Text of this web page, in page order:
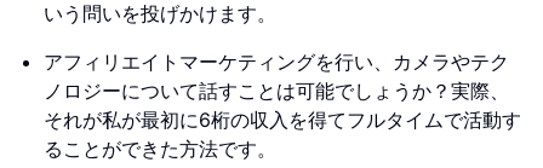
いう問いを投げかけます。
アフィリエイトマーケティングを行い、カメラやテク
ノロジーについて話すことは可能でしょうか？実際、
それが私が最初に6桁の収入を得てフルタイムで活動す
ることができた方法です。